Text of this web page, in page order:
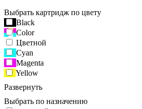
Выбрать картридж по цвету
Black
Color
Цветной
Cyan
Magenta
Yellow
Развернуть
Выбрать по назначению